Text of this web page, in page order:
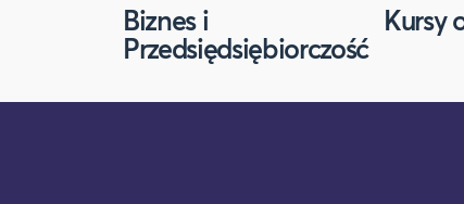
Biznes i
Przedsiędsiębiorczość
Kursy